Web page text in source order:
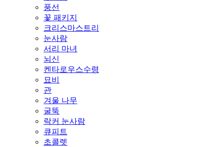
풍선
꽃 패키지
크리스마스트리
눈사람
서리 마녀
뇌신
켄타로우스수령
묘비
관
겨울 나무
굴뚝
락커 눈사람
큐피트
초콜렛